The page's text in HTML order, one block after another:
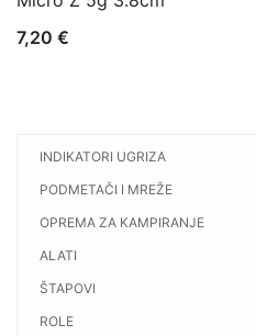
7,20 €
INDIKATORI UGRIZA
PODMETAČI I MREŽE
OPREMA ZA KAMPIRANJE
ALATI
ŠTAPOVI
ROLE